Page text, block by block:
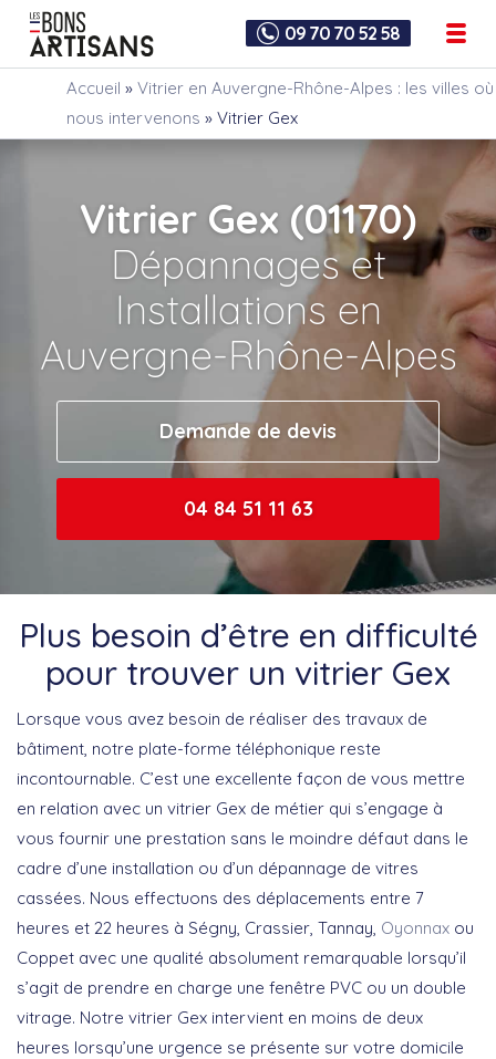
09 70 70 52 58
Accueil » Vitrier en Auvergne-Rhône-Alpes : les villes où
nous intervenons » Vitrier Gex
Vitrier Gex (01170)
Dépannages et
Installations en
Auvergne-Rhône-Alpes
Demande de devis
04 84 51 11 63
Plus besoin d’être en difficulté
pour trouver un vitrier Gex
Lorsque vous avez besoin de réaliser des travaux de
bâtiment, notre plate-forme téléphonique reste
incontournable. C’est une excellente façon de vous mettre
en relation avec un vitrier Gex de métier qui s’engage à
vous fournir une prestation sans le moindre défaut dans le
cadre d’une installation ou d’un dépannage de vitres
cassées. Nous effectuons des déplacements entre 7
heures et 22 heures à Ségny, Crassier, Tannay, Oyonnax ou
Coppet avec une qualité absolument remarquable lorsqu’il
s’agit de prendre en charge une fenêtre PVC ou un double
vitrage. Notre vitrier Gex intervient en moins de deux
heures lorsqu’une urgence se présente sur votre domicile